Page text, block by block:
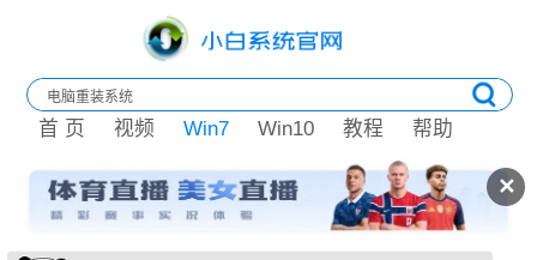
✕
首 页 视频 Win7 Win10 教程 帮助